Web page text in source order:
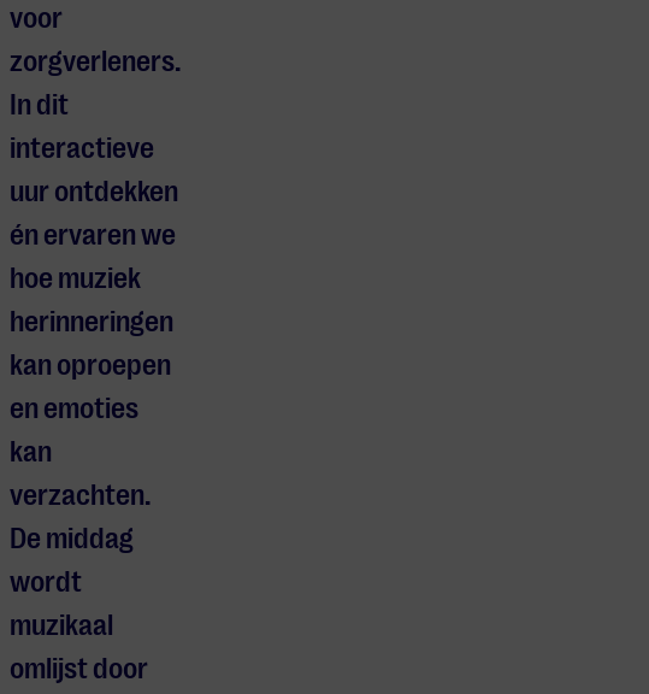
voor
zorgverleners.
In dit
interactieve
uur ontdekken
én ervaren we
hoe muziek
herinneringen
kan oproepen
en emoties
kan
verzachten.
De middag
wordt
muzikaal
omlijst door